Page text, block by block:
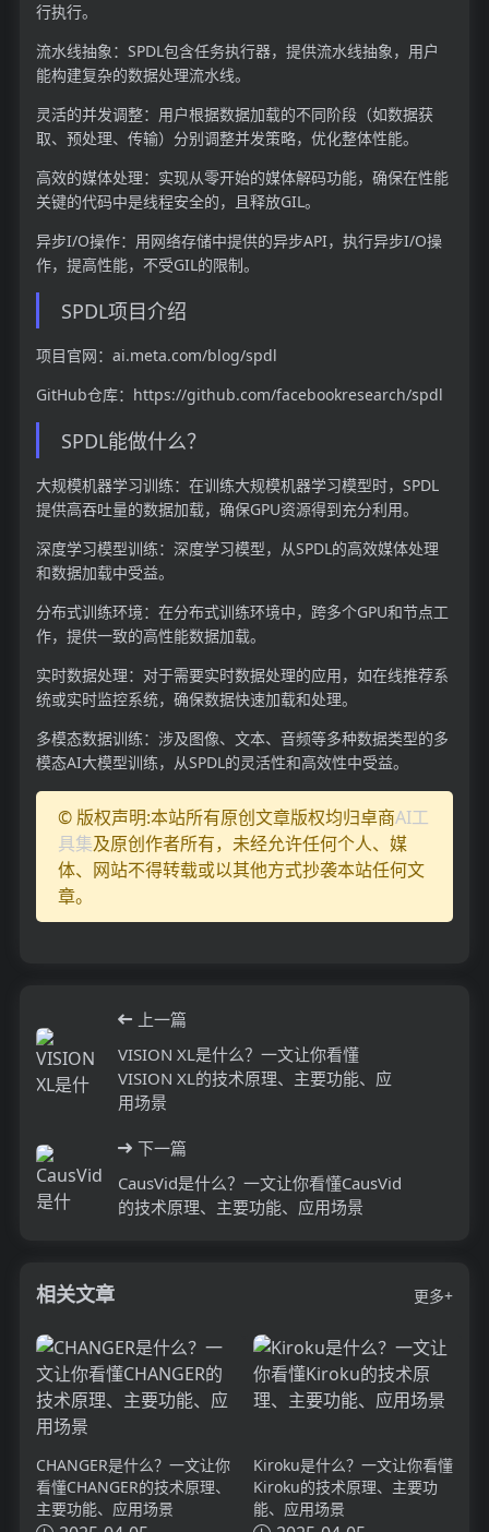
行执行。
流水线抽象：SPDL包含任务执行器，提供流水线抽象，用户
能构建复杂的数据处理流水线。
灵活的并发调整：用户根据数据加载的不同阶段（如数据获
取、预处理、传输）分别调整并发策略，优化整体性能。
高效的媒体处理：实现从零开始的媒体解码功能，确保在性能
关键的代码中是线程安全的，且释放GIL。
异步I/O操作：用网络存储中提供的异步API，执行异步I/O操
作，提高性能，不受GIL的限制。
SPDL项目介绍
项目官网：ai.meta.com/blog/spdl
GitHub仓库：https://github.com/facebookresearch/spdl
SPDL能做什么？
大规模机器学习训练：在训练大规模机器学习模型时，SPDL
提供高吞吐量的数据加载，确保GPU资源得到充分利用。
深度学习模型训练：深度学习模型，从SPDL的高效媒体处理
和数据加载中受益。
分布式训练环境：在分布式训练环境中，跨多个GPU和节点工
作，提供一致的高性能数据加载。
实时数据处理：对于需要实时数据处理的应用，如在线推荐系
统或实时监控系统，确保数据快速加载和处理。
多模态数据训练：涉及图像、文本、音频等多种数据类型的多
模态AI大模型训练，从SPDL的灵活性和高效性中受益。
© 版权声明:本站所有原创文章版权均归卓商AI工
具集及原创作者所有，未经允许任何个人、媒
体、网站不得转载或以其他方式抄袭本站任何文
章。
上一篇
VISION XL是什么？一文让你看懂
VISION XL的技术原理、主要功能、应
用场景
下一篇
CausVid是什么？一文让你看懂CausVid
的技术原理、主要功能、应用场景
相关文章 更多+
CHANGER是什么？一文让你
看懂CHANGER的技术原理、
主要功能、应用场景
Kiroku是什么？一文让你看懂
Kiroku的技术原理、主要功
能、应用场景